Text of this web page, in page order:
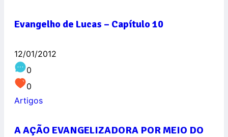
Evangelho de Lucas – Capítulo 10
12/01/2012
0
0
Artigos
A AÇÃO EVANGELIZADORA POR MEIO DO